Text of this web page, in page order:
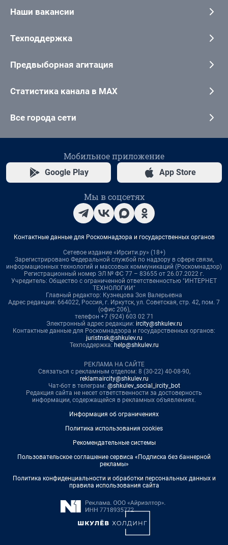
Наши вакансии
Техподдержка
Предвыборная агитация
Статистика канала в MAX
Все города сети
Мобильное приложение
Google Play App Store
Мы в соцсетях
Контактные данные для Роскомнадзора и государственных органов
Сетевое издание «Ирсити.ру» (18+)
Зарегистрировано Федеральной службой по надзору в сфере связи,
информационных технологий и массовых коммуникаций (Роскомнадзор)
Регистрационный номер ЭЛ № ФС 77 – 83655 от 26.07.2022 г.
Учредитель: Общество с ограниченной ответственностью "ИНТЕРНЕТ
ТЕХНОЛОГИИ"
Главный редактор: Кузнецова Зоя Валерьевна
Адрес редакции: 664022, Россия, г. Иркутск, ул. Советская, стр. 42, пом. 7
(офис 206),
телефон +7 (924) 603 02 71
Электронный адрес редакции: ircity@shkulev.ru
Контактные данные для Роскомнадзора и государственных органов:
juristnsk@shkulev.ru
Техподдержка: help@shkulev.ru
РЕКЛАМА НА САЙТЕ
Связаться с рекламным отделом: 8 (30-22) 40-08-90,
reklamaircity@shkulev.ru
Чат-бот в телеграм: @shkulev_social_ircity_bot
Редакция сайта не несет ответственности за достоверность
информации, содержащейся в рекламных объявлениях.
Информация об ограничениях
Политика использования cookies
Рекомендательные системы
Пользовательское соглашение сервиса «Подписка без баннерной
рекламы»
Политика конфиденциальности и обработки персональных данных и
правила использования сайта